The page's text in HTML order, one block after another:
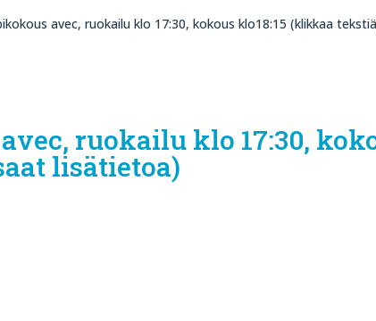
avec, ruokailu klo 17:30, kokous klo18:15 (klikkaa
ruokailu klo 17:30,
lisätietoa)